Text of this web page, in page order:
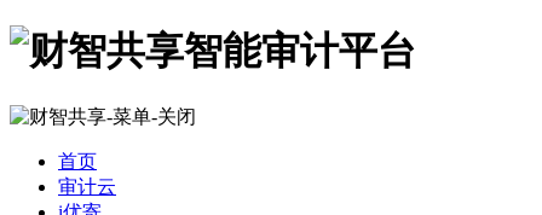
首页
审计云